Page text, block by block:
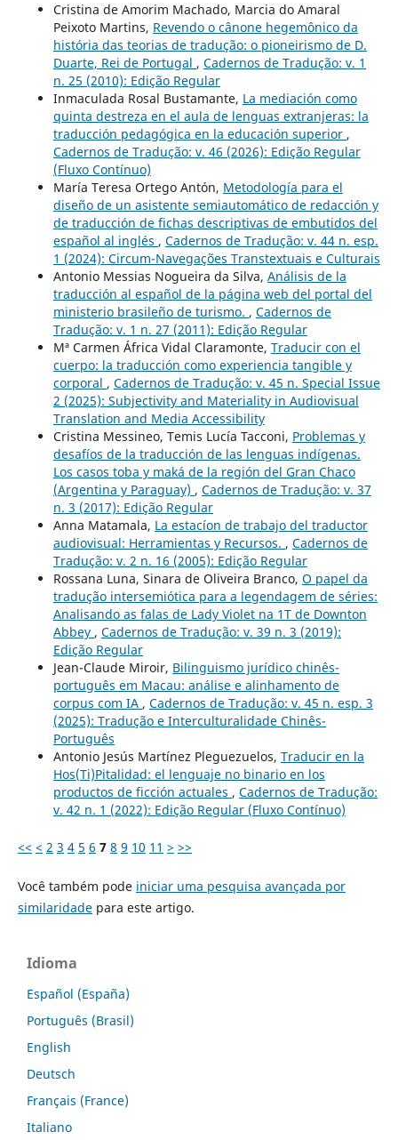
Cristina de Amorim Machado, Marcia do Amaral
Peixoto Martins, Revendo o cânone hegemônico da
história das teorias de tradução: o pioneirismo de D.
Duarte, Rei de Portugal , Cadernos de Tradução: v. 1
n. 25 (2010): Edição Regular
Inmaculada Rosal Bustamante, La mediación como
quinta destreza en el aula de lenguas extranjeras: la
traducción pedagógica en la educación superior ,
Cadernos de Tradução: v. 46 (2026): Edição Regular
(Fluxo Contínuo)
María Teresa Ortego Antón, Metodología para el
diseño de un asistente semiautomático de redacción y
de traducción de fichas descriptivas de embutidos del
español al inglés , Cadernos de Tradução: v. 44 n. esp.
1 (2024): Circum-Navegações Transtextuais e Culturais
Antonio Messias Nogueira da Silva, Análisis de la
traducción al español de la página web del portal del
ministerio brasileño de turismo. , Cadernos de
Tradução: v. 1 n. 27 (2011): Edição Regular
Mª Carmen África Vidal Claramonte, Traducir con el
cuerpo: la traducción como experiencia tangible y
corporal , Cadernos de Tradução: v. 45 n. Special Issue
2 (2025): Subjectivity and Materiality in Audiovisual
Translation and Media Accessibility
Cristina Messineo, Temis Lucía Tacconi, Problemas y
desafíos de la traducción de las lenguas indígenas.
Los casos toba y maká de la región del Gran Chaco
(Argentina y Paraguay) , Cadernos de Tradução: v. 37
n. 3 (2017): Edição Regular
Anna Matamala, La estacíon de trabajo del traductor
audiovisual: Herramientas y Recursos. , Cadernos de
Tradução: v. 2 n. 16 (2005): Edição Regular
Rossana Luna, Sinara de Oliveira Branco, O papel da
tradução intersemiótica para a legendagem de séries:
Analisando as falas de Lady Violet na 1T de Downton
Abbey , Cadernos de Tradução: v. 39 n. 3 (2019):
Edição Regular
Jean-Claude Miroir, Bilinguismo jurídico chinês-
português em Macau: análise e alinhamento de
corpus com IA , Cadernos de Tradução: v. 45 n. esp. 3
(2025): Tradução e Interculturalidade Chinês-
Português
Antonio Jesús Martínez Pleguezuelos, Traducir en la
Hos(Ti)Pitalidad: el lenguaje no binario en los
productos de ficción actuales , Cadernos de Tradução:
v. 42 n. 1 (2022): Edição Regular (Fluxo Contínuo)
<< < 2 3 4 5 6 7 8 9 10 11 > >>
Você também pode iniciar uma pesquisa avançada por
similaridadepara este artigo.
Idioma
Español (España)
Português (Brasil)
English
Deutsch
Français (France)
Italiano